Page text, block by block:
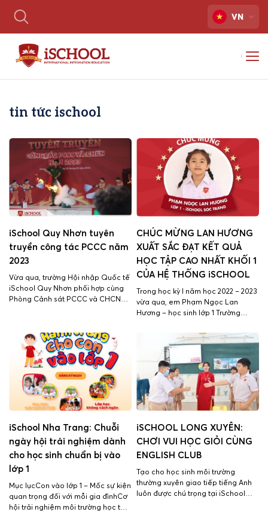
VN
tin tức ischool
iSchool Quy Nhơn tuyên
truyền công tác PCCC năm
2023
Vừa qua, trường Hội nhập Quốc tế
iSchool Quy Nhơn phối hợp cùng
Phòng Cảnh sát PCCC và CHCN
phòng cháy chữa cháy cho giáo
viên và học sinh toàn trường. Trong
chương trình, các cán bộ cảnh sát
đã hướng dẫn […]
CHÚC MỪNG LAN HƯƠNG
XUẤT SẮC ĐẠT KẾT QUẢ
HỌC TẬP CAO NHẤT KHỐI 1
CỦA HỆ THỐNG iSCHOOL
Trong học kỳ I năm học 2022 – 2023
vừa qua, em Phạm Ngọc Lan
Hương – học sinh lớp 1 Trường
đạt kết quả học tập cuối HKI cao
nhất khối 1 trong Hệ thống 14
Trường iSchool với số điểm trung
bình: 10.0 Bên cạnh đó, Lan Hương
luôn […]
iSchool Nha Trang: Chuỗi
ngày hội trải nghiệm dành
cho học sinh chuẩn bị vào
lớp 1
Mục lụcCon vào lớp 1 – Mốc sự kiện
quan trọng đối với mỗi gia đìnhCơ
hội trải nghiệm môi trường học tập
iSCHOOL LONG XUYÊN:
CHƠI VUI HỌC GIỎI CÙNG
ENGLISH CLUB
Tạo cho học sinh môi trường
thường xuyên giao tiếp tiếng Anh
luôn được chú trọng tại iSchool